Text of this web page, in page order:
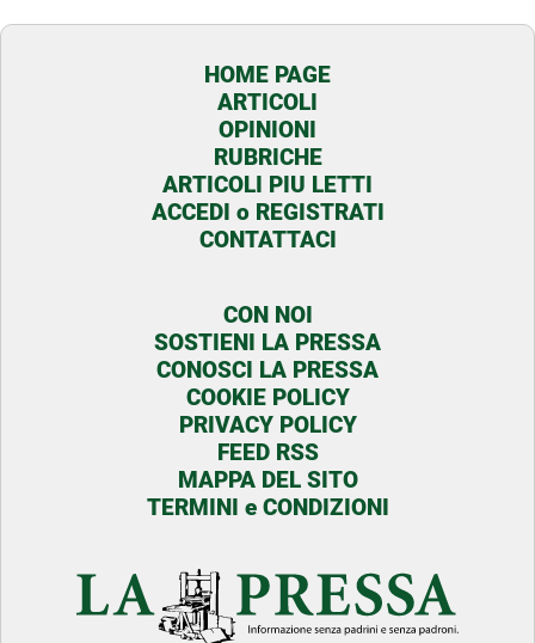
HOME PAGE
ARTICOLI
OPINIONI
RUBRICHE
ARTICOLI PIU LETTI
ACCEDI o REGISTRATI
CONTATTACI
CON NOI
SOSTIENI LA PRESSA
CONOSCI LA PRESSA
COOKIE POLICY
PRIVACY POLICY
FEED RSS
MAPPA DEL SITO
TERMINI e CONDIZIONI